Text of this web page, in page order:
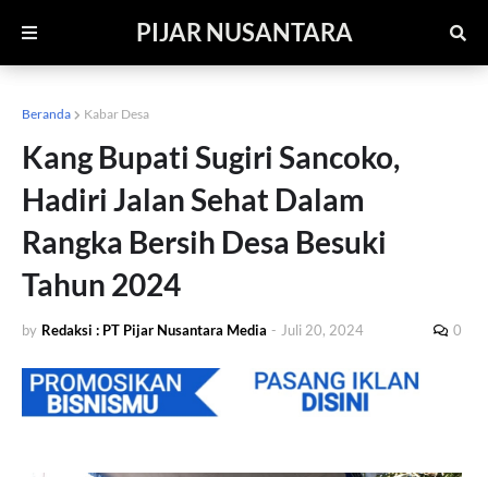
PIJAR NUSANTARA
Beranda Kabar Desa
Kang Bupati Sugiri Sancoko,
Hadiri Jalan Sehat Dalam
Rangka Bersih Desa Besuki
Tahun 2024
by Redaksi : PT Pijar Nusantara Media - Juli 20, 2024 0